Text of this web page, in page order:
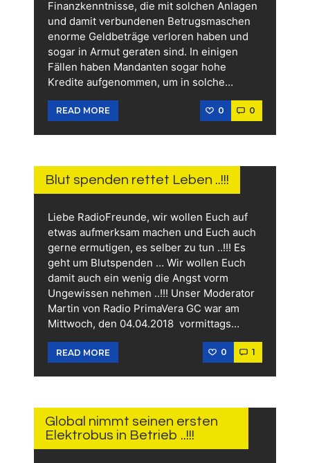
Finanzkenntnisse, die mit solchen Anlagen
und damit verbundenen Betrugsmaschen
enorme Geldbeträge verloren haben und
sogar in Armut geraten sind. In einigen
Fällen haben Mandanten sogar hohe
Kredite aufgenommen, um in solche…
READ MORE 0 0
2026
Blut spenden rettet Leben ..!!!
Liebe RadioFreunde, wir wollen Euch auf
etwas aufmerksam machen und Euch auch
gerne ermutigen, es selber zu tun ..!!! Es
geht um Blutspenden … Wir wollen Euch
damit auch ein wenig die Angst vorm
Ungewissen nehmen ..!!! Unser Moderator
Martin von Radio PrimaVera GC war am
Mittwoch, den 04.04.2018 vormittags…
READ MORE 0 1
2026
Global nimmt seinen ersten
Elektrobus in Betrieb ..!!!